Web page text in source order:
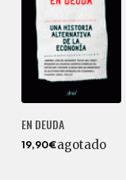
EN DEUDA
19,90€agotado